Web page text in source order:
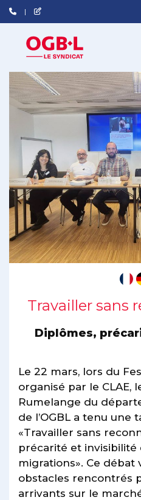
Travailler sans
Diplômes,
Le 22 mars, lors du
organisé par le CLAE,
Rumelange du
de l’OGBL a tenu
«Travailler sans
précarité et invisibilité
migrations». Ce débat
obstacles rencontrés
arrivants sur le